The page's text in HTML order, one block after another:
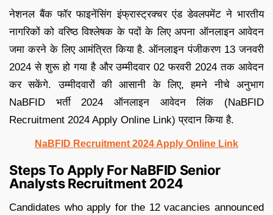
नेशनल बैंक फॉर फाइनेंसिंग इंफ्रास्ट्रक्चर एंड डेवलपमेंट ने भारतीय
नागरिकों को वरिष्ठ विश्लेषक के पदों के लिए अपना ऑनलाइन आवेदन
जमा करने के लिए आमंत्रित किया है. ऑनलाइन पंजीकरण 13 जनवरी
2024 से शुरू हो गया है और उम्मीदवार 02 फरवरी 2024 तक आवेदन
कर सकेंगे. उम्मीदवारों की आसानी के लिए, हमने नीचे अनुभाग
NaBFID भर्ती 2024 ऑनलाइन आवेदन लिंक (NaBFID
Recruitment 2024 Apply Online Link) प्रदान किया है.
NaBFID Recruitment 2024 Apply Online Link
Steps To Apply For NaBFID Senior
Analysts Recruitment 2024
Candidates who apply for the 12 vacancies announced